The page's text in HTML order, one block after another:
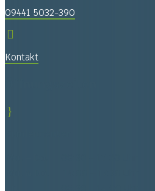
09441 5032-390

Kontakt
}